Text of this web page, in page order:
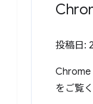
投稿日:
Chrome
をご覧